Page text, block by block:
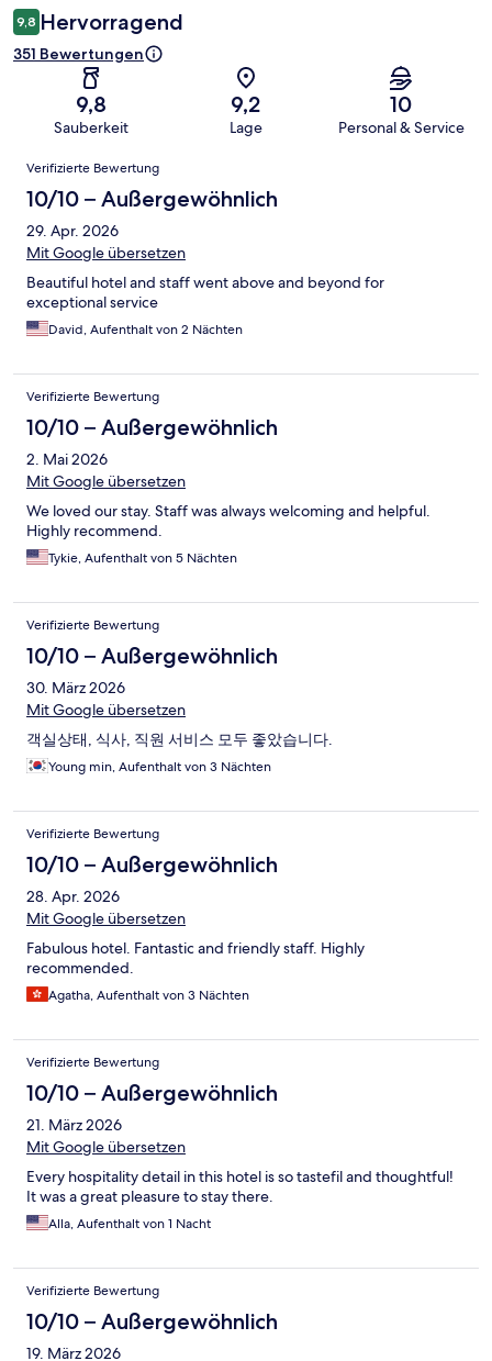
9,8 Hervorragend
351 Bewertungen
9,8
Sauberkeit
9,2
Lage
10
Personal & Service
Bewertungen
Verifizierte Bewertung
10/10 – Außergewöhnlich
29. Apr. 2026
Mit Google übersetzen
Beautiful hotel and staff went above and beyond for
exceptional service
David, Aufenthalt von 2 Nächten
Verifizierte Bewertung
10/10 – Außergewöhnlich
2. Mai 2026
Mit Google übersetzen
We loved our stay. Staff was always welcoming and helpful.
Highly recommend.
Tykie, Aufenthalt von 5 Nächten
Verifizierte Bewertung
10/10 – Außergewöhnlich
30. März 2026
Mit Google übersetzen
객실상태, 식사, 직원 서비스 모두 좋았습니다.
Young min, Aufenthalt von 3 Nächten
Verifizierte Bewertung
10/10 – Außergewöhnlich
28. Apr. 2026
Mit Google übersetzen
Fabulous hotel. Fantastic and friendly staff. Highly
recommended.
Agatha, Aufenthalt von 3 Nächten
Verifizierte Bewertung
10/10 – Außergewöhnlich
21. März 2026
Mit Google übersetzen
Every hospitality detail in this hotel is so tastefil and thoughtful!
It was a great pleasure to stay there.
Alla, Aufenthalt von 1 Nacht
Verifizierte Bewertung
10/10 – Außergewöhnlich
19. März 2026